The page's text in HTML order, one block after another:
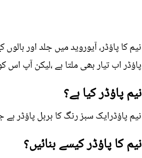
نیم کا پاؤڈر، آیوروید میں جلد اور
پاؤڈر اب تیار بھی ملتا ہے ،لیکن آپ اس
نیم پاؤڈر کیا ہے؟
نیم پاؤڈرایک سبز رنگ کا ہربل پاؤڈر
نیم کا پاؤڈر کیسے بنائیں؟